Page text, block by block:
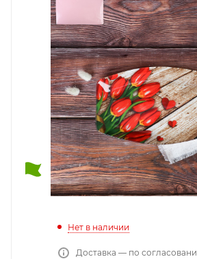
Нет в наличии
Доставка — по